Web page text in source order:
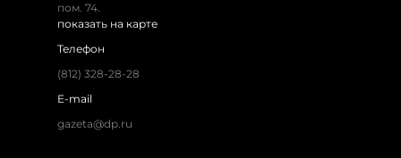
пом. 74.
показать на карте
Телефон
(812) 328-28-28
E-mail
gazeta@dp.ru